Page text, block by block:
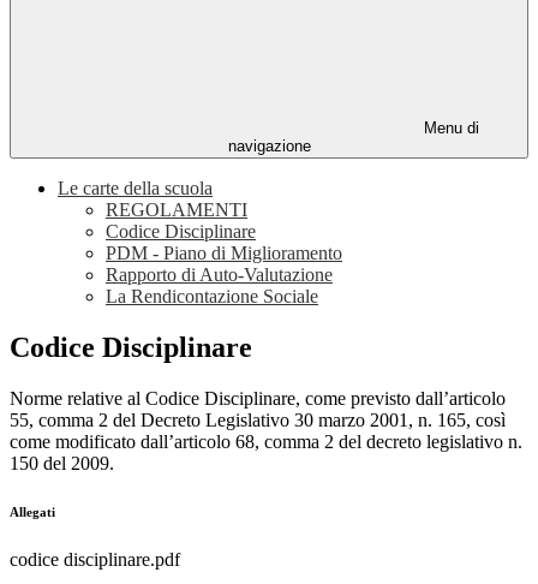
Menu di
navigazione
Le carte della scuola
REGOLAMENTI
Codice Disciplinare
PDM - Piano di Miglioramento
Rapporto di Auto-Valutazione
La Rendicontazione Sociale
Codice Disciplinare
Norme relative al Codice Disciplinare, come previsto dall’articolo
55, comma 2 del Decreto Legislativo 30 marzo 2001, n. 165, così
come modificato dall’articolo 68, comma 2 del decreto legislativo n.
150 del 2009.
Allegati
codice disciplinare.pdf